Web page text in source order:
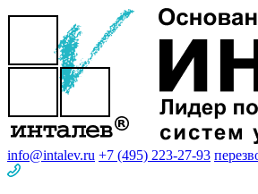
info@intalev.ru +7 (495) 223-27-93